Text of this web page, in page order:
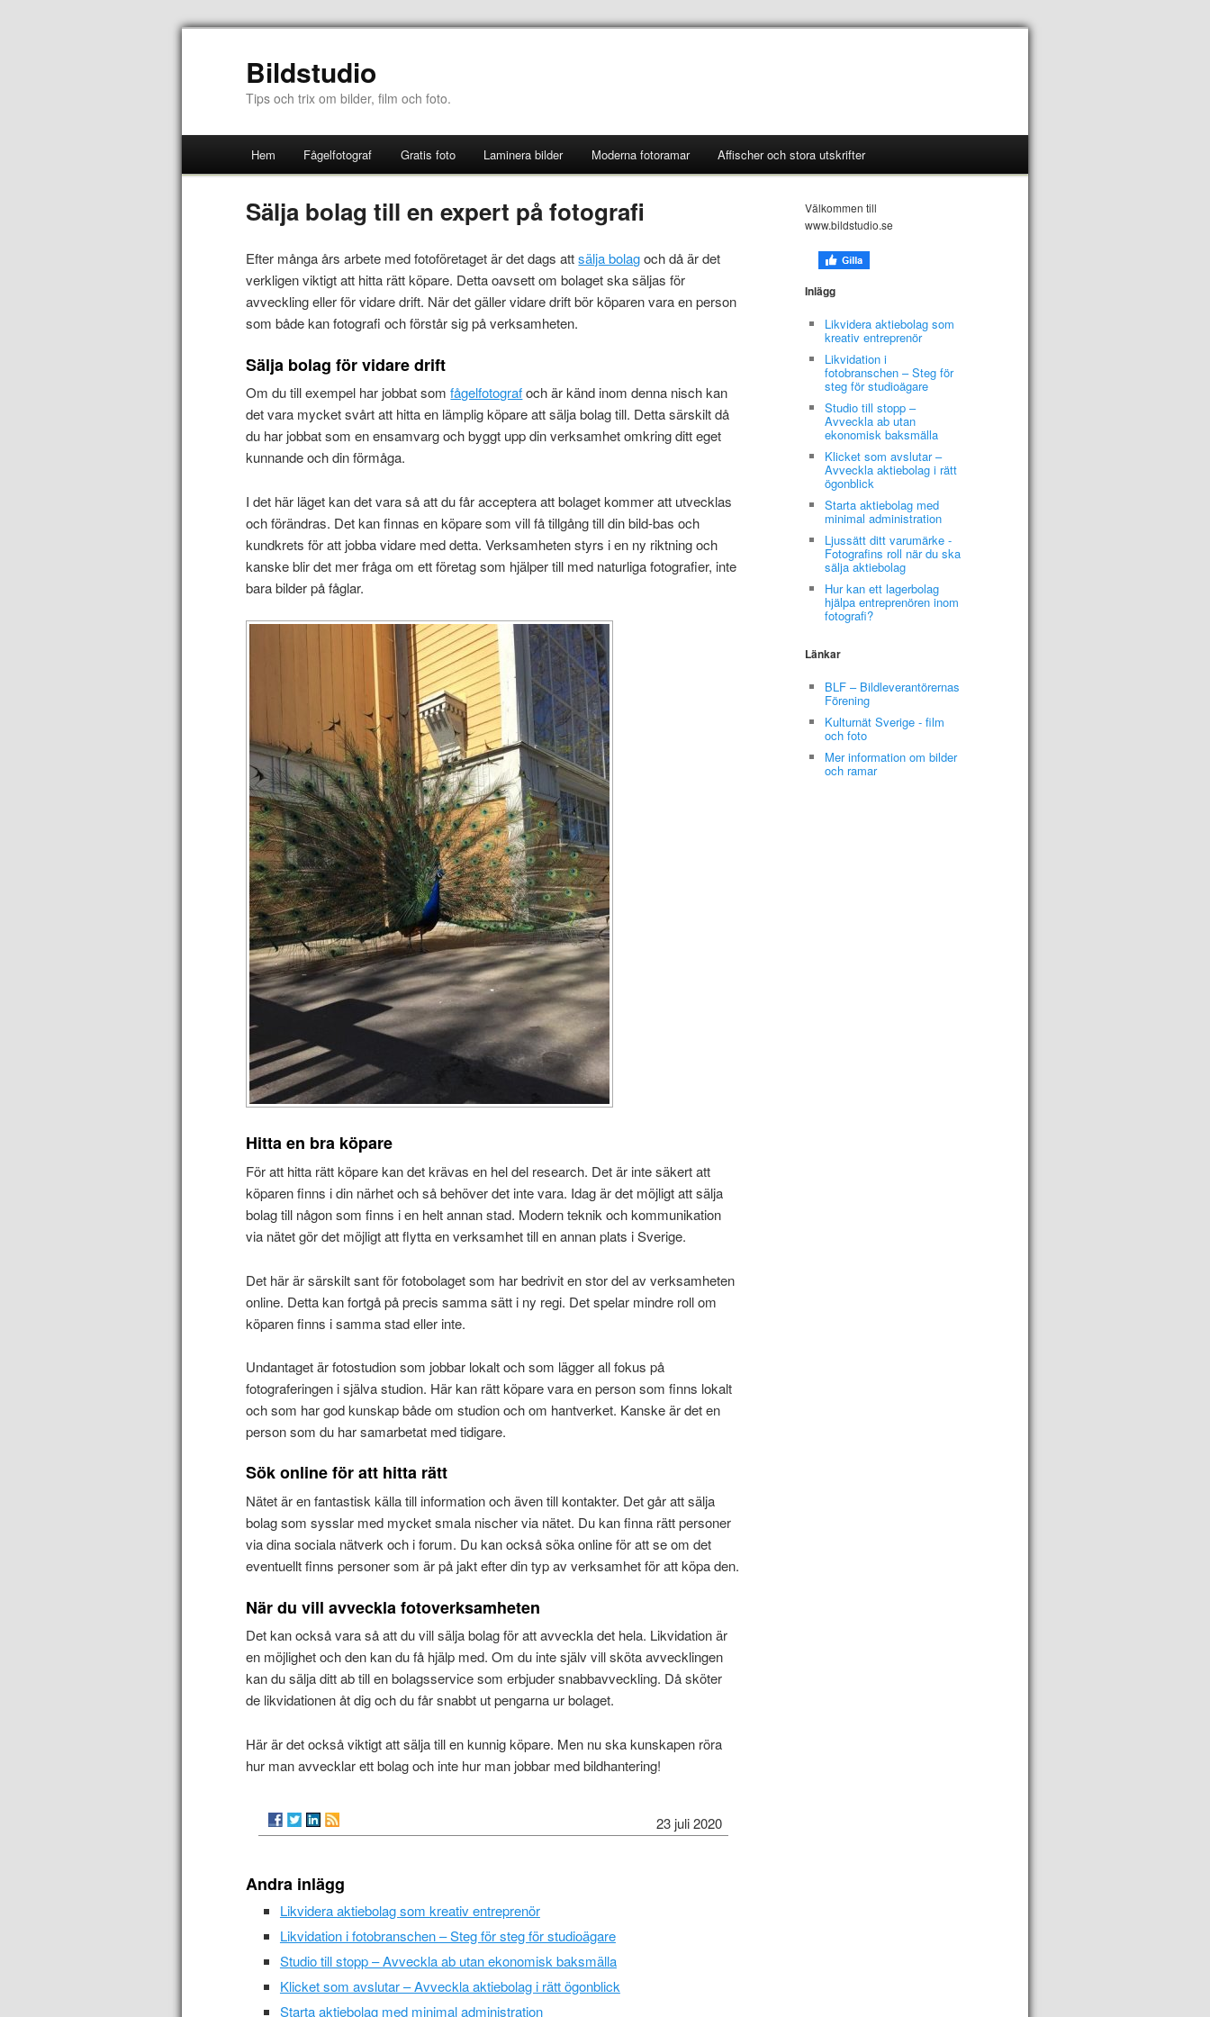
Bildstudio
Tips och trix om bilder, film och foto.
Hem Fågelfotograf Gratis foto Laminera bilder Moderna fotoramar Affischer och stora utskrifter
Sälja bolag till en expert på fotografi
Efter många års arbete med fotoföretaget är det dags attsälja bolagoch då är det
verkligen viktigt att hitta rätt köpare. Detta oavsett om bolaget ska säljas för
avveckling eller för vidare drift. När det gäller vidare drift bör köparen vara en person
som både kan fotografi och förstår sig på verksamheten.
Sälja bolag för vidare drift
Om du till exempel har jobbat somfågelfotografoch är känd inom denna nisch kan
det vara mycket svårt att hitta en lämplig köpare att sälja bolag till. Detta särskilt då
du har jobbat som en ensamvarg och byggt upp din verksamhet omkring ditt eget
kunnande och din förmåga.
I det här läget kan det vara så att du får acceptera att bolaget kommer att utvecklas
och förändras. Det kan finnas en köpare som vill få tillgång till din bild-bas och
kundkrets för att jobba vidare med detta. Verksamheten styrs i en ny riktning och
kanske blir det mer fråga om ett företag som hjälper till med naturliga fotografier, inte
bara bilder på fåglar.
Hitta en bra köpare
För att hitta rätt köpare kan det krävas en hel del research. Det är inte säkert att
köparen finns i din närhet och så behöver det inte vara. Idag är det möjligt att sälja
bolag till någon som finns i en helt annan stad. Modern teknik och kommunikation
via nätet gör det möjligt att flytta en verksamhet till en annan plats i Sverige.
Det här är särskilt sant för fotobolaget som har bedrivit en stor del av verksamheten
online. Detta kan fortgå på precis samma sätt i ny regi. Det spelar mindre roll om
köparen finns i samma stad eller inte.
Undantaget är fotostudion som jobbar lokalt och som lägger all fokus på
fotograferingen i själva studion. Här kan rätt köpare vara en person som finns lokalt
och som har god kunskap både om studion och om hantverket. Kanske är det en
person som du har samarbetat med tidigare.
Sök online för att hitta rätt
Nätet är en fantastisk källa till information och även till kontakter. Det går att sälja
bolag som sysslar med mycket smala nischer via nätet. Du kan finna rätt personer
via dina sociala nätverk och i forum. Du kan också söka online för att se om det
eventuellt finns personer som är på jakt efter din typ av verksamhet för att köpa den.
När du vill avveckla fotoverksamheten
Det kan också vara så att du vill sälja bolag för att avveckla det hela. Likvidation är
en möjlighet och den kan du få hjälp med. Om du inte själv vill sköta avvecklingen
kan du sälja ditt ab till en bolagsservice som erbjuder snabbavveckling. Då sköter
de likvidationen åt dig och du får snabbt ut pengarna ur bolaget.
Här är det också viktigt att sälja till en kunnig köpare. Men nu ska kunskapen röra
hur man avvecklar ett bolag och inte hur man jobbar med bildhantering!
23 juli 2020
Andra inlägg
Likvidera aktiebolag som kreativ entreprenör
Likvidation i fotobranschen – Steg för steg för studioägare
Studio till stopp – Avveckla ab utan ekonomisk baksmälla
Klicket som avslutar – Avveckla aktiebolag i rätt ögonblick
Starta aktiebolag med minimal administration
Välkommen till
www.bildstudio.se
Inlägg
Likvidera aktiebolag som
kreativ entreprenör
Likvidation i
fotobranschen – Steg för
steg för studioägare
Studio till stopp –
Avveckla ab utan
ekonomisk baksmälla
Klicket som avslutar –
Avveckla aktiebolag i rätt
ögonblick
Starta aktiebolag med
minimal administration
Ljussätt ditt varumärke -
Fotografins roll när du ska
sälja aktiebolag
Hur kan ett lagerbolag
hjälpa entreprenören inom
fotografi?
Länkar
BLF – Bildleverantörernas
Förening
Kulturnät Sverige - film
och foto
Mer information om bilder
och ramar